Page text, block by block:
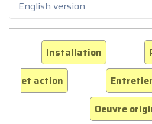
English version
Installation
et action
Oeuvre